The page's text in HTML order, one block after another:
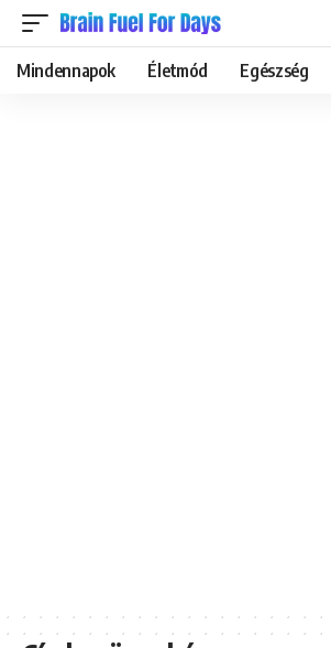
Mindennapok Életmód Egészség